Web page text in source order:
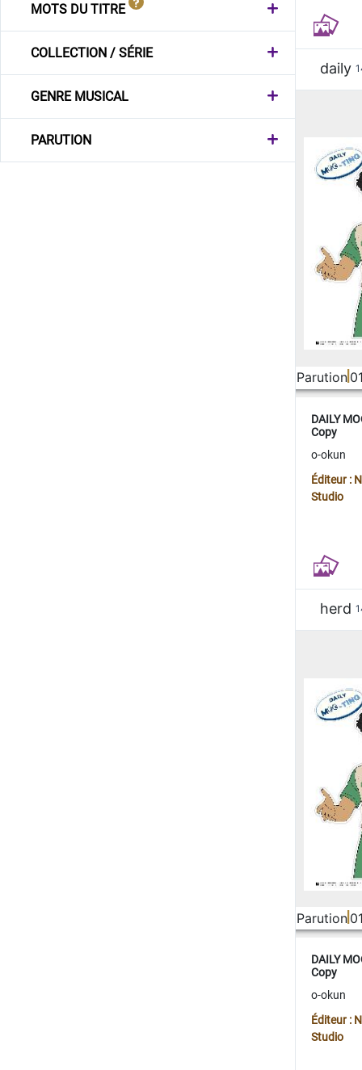
MOTS DU TITRE
COLLECTION / SÉRIE
GENRE MUSICAL
PARUTION
daily
Parution
DAILY
Copy
o-okun
Éditeur :
Studio
herd
Parution
DAILY
Copy
o-okun
Éditeur :
Studio